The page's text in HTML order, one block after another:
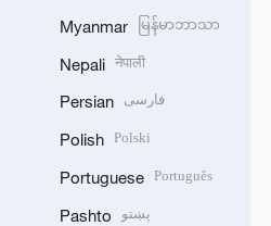
Myanmar မြန်မာဘာသာ
Nepali नेपाली
Persian فارسی
Polish Polski
Portuguese Português
Pashto پښتو